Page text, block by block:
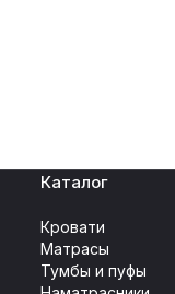
Каталог
Кровати
Матрасы
Тумбы и пуфы